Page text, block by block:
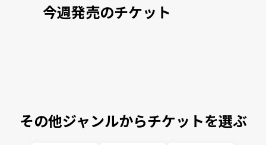
今週発売のチケット
その他ジャンルからチケットを選ぶ